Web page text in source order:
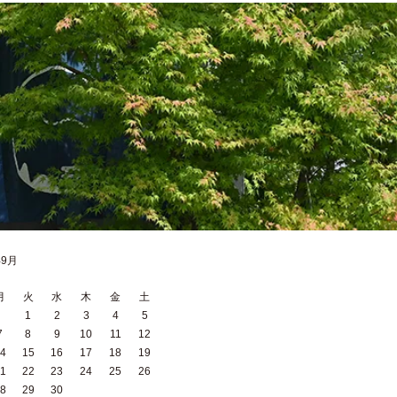
月
火 水 木 金
土
1
2 3 4
5
8 9 10 11
12
15 16 17 18
19
22 23 24 25
26
29 30